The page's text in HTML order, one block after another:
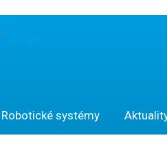
Robotické systémy